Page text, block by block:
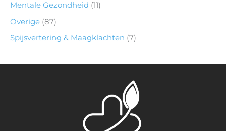
Mentale Gezondheid (11)
Overige (87)
Spijsvertering & Maagklachten (7)